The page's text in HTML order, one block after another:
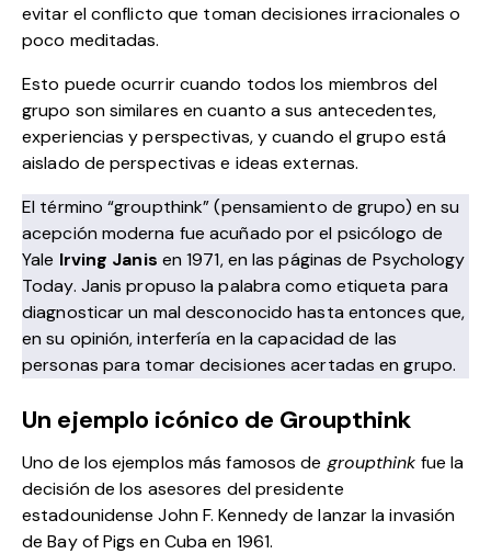
evitar el conflicto que toman decisiones irracionales o
poco meditadas.
Esto puede ocurrir cuando todos los miembros del
grupo son similares en cuanto a sus antecedentes,
experiencias y perspectivas, y cuando el grupo está
aislado de perspectivas e ideas externas.
El término “groupthink” (pensamiento de grupo) en su
acepción moderna fue acuñado por el psicólogo de
Yale Irving Janis en 1971, en las páginas de Psychology
Today. Janis propuso la palabra como etiqueta para
diagnosticar un mal desconocido hasta entonces que,
en su opinión, interfería en la capacidad de las
personas para tomar decisiones acertadas en grupo.
Un ejemplo icónico de Groupthink
Uno de los ejemplos más famosos de groupthink fue la
decisión de los asesores del presidente
estadounidense John F. Kennedy de lanzar la invasión
de Bay of Pigs en Cuba en 1961.